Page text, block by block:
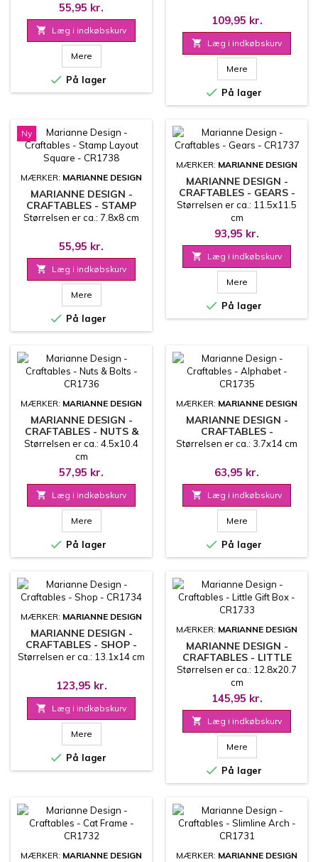
55,95 kr.
 Læg i indkøbskurv
Mere
 På lager
109,95 kr.
 Læg i indkøbskurv
Mere
 På lager
Ny
MÆRKER: MARIANNE DESIGN
MARIANNE DESIGN -
CRAFTABLES - STAMP
LAYOUT SQUARE -
Størrelsen er ca.: 7.8x8 cm
55,95 kr.
 Læg i indkøbskurv
Mere
 På lager
MÆRKER: MARIANNE DESIGN
MARIANNE DESIGN -
CRAFTABLES - GEARS -
CR1737
Størrelsen er ca.: 11.5x11.5
cm
93,95 kr.
 Læg i indkøbskurv
Mere
 På lager
MÆRKER: MARIANNE DESIGN
MARIANNE DESIGN -
CRAFTABLES - NUTS &
BOLTS - CR1736
Størrelsen er ca.: 4.5x10.4
cm
57,95 kr.
 Læg i indkøbskurv
Mere
 På lager
MÆRKER: MARIANNE DESIGN
MARIANNE DESIGN -
CRAFTABLES -
ALPHABET - CR1735
Størrelsen er ca.: 3.7x14 cm
63,95 kr.
 Læg i indkøbskurv
Mere
 På lager
MÆRKER: MARIANNE DESIGN
MARIANNE DESIGN -
CRAFTABLES - SHOP -
CR1734
Størrelsen er ca.: 13.1x14 cm
123,95 kr.
 Læg i indkøbskurv
Mere
 På lager
MÆRKER: MARIANNE DESIGN
MARIANNE DESIGN -
CRAFTABLES - LITTLE
GIFT BOX - CR1733
Størrelsen er ca.: 12.8x20.7
cm
145,95 kr.
 Læg i indkøbskurv
Mere
 På lager
MÆRKER: MARIANNE DESIGN MÆRKER: MARIANNE DESIGN